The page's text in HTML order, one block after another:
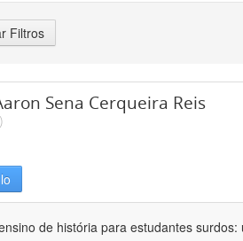
Filtros
Sena Cerqueira Reis
de história para estudantes